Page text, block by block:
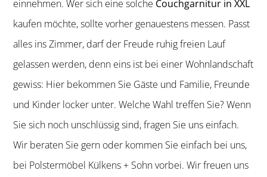
einnehmen. Wer sich eine solche Couchgarnitur in XXL
kaufen möchte, sollte vorher genauestens messen. Passt
alles ins Zimmer, darf der Freude ruhig freien Lauf
gelassen werden, denn eins ist bei einer Wohnlandschaft
gewiss: Hier bekommen Sie Gäste und Familie, Freunde
und Kinder locker unter. Welche Wahl treffen Sie? Wenn
Sie sich noch unschlüssig sind, fragen Sie uns einfach.
Wir beraten Sie gern oder kommen Sie einfach bei uns,
bei Polstermöbel Külkens + Sohn vorbei. Wir freuen uns